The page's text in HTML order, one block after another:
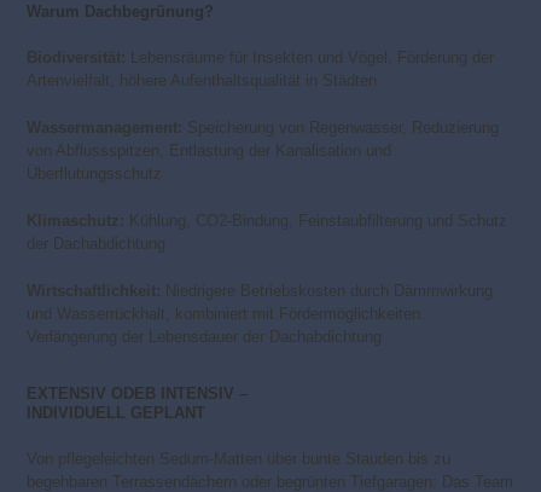
Warum Dachbegrünung?
Biodiversität: Lebensräume für Insekten und Vögel, Förderung der
Artenvielfalt, höhere Aufenthaltsqualität in Städten
Wassermanagement: Speicherung von Regenwasser, Reduzierung
von Abflussspitzen, Entlastung der Kanalisation und
Überflutungsschutz
Klimaschutz: Kühlung, CO2-Bindung, Feinstaubfilterung und Schutz
der Dachabdichtung
Wirtschaftlichkeit: Niedrigere Betriebskosten durch Dämmwirkung
und Wasserrückhalt, kombiniert mit Fördermöglichkeiten.
Verlängerung der Lebensdauer der Dachabdichtung
EXTENSIV ODEB INTENSIV –
INDIVIDUELL GEPLANT
Von pflegeleichten Sedum-Matten über bunte Stauden bis zu
begehbaren Terrassendächern oder begrünten Tiefgaragen: Das Team